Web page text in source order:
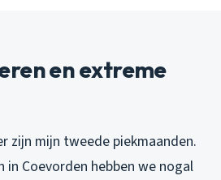
en extreme
zijn mijn tweede piekmaanden.
in Coevorden hebben we nogal